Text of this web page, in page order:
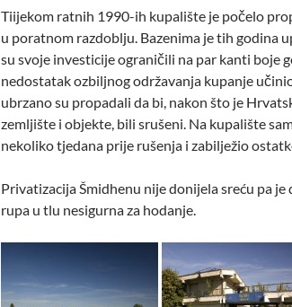
Tiijekom ratnih 1990-ih kupalište je počelo
u poratnom razdoblju. Bazenima je tih godina
su svoje investicije ograničili na par kanti boje
nedostatak ozbiljnog održavanja kupanje
ubrzano su propadali da bi, nakon što je
zemljište i objekte, bili srušeni. Na kupalište
nekoliko tjedana prije rušenja i zabilježio
Privatizacija Šmidhenu nije donijela sreću pa
rupa u tlu nesigurna za hodanje.